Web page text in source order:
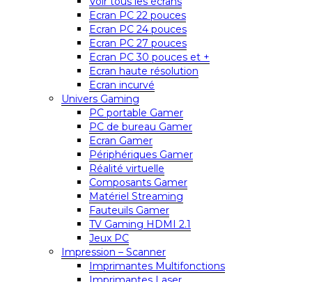
Ecran PC 22 pouces
Ecran PC 24 pouces
Ecran PC 27 pouces
Ecran PC 30 pouces et +
Ecran haute résolution
Ecran incurvé
Univers Gaming
PC portable Gamer
PC de bureau Gamer
Ecran Gamer
Périphériques Gamer
Réalité virtuelle
Composants Gamer
Matériel Streaming
Fauteuils Gamer
TV Gaming HDMI 2.1
Jeux PC
Impression – Scanner
Imprimantes Multifonctions